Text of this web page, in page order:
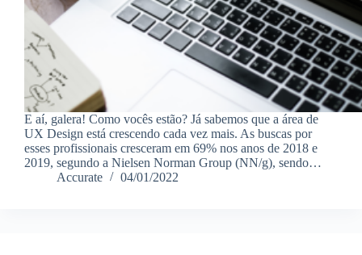
E aí, galera! Como vocês estão? Já sabemos que a área de
UX Design está crescendo cada vez mais. As buscas por
esses profissionais cresceram em 69% nos anos de 2018 e
2019, segundo a Nielsen Norman Group (NN/g), sendo…
Accurate
04/01/2022